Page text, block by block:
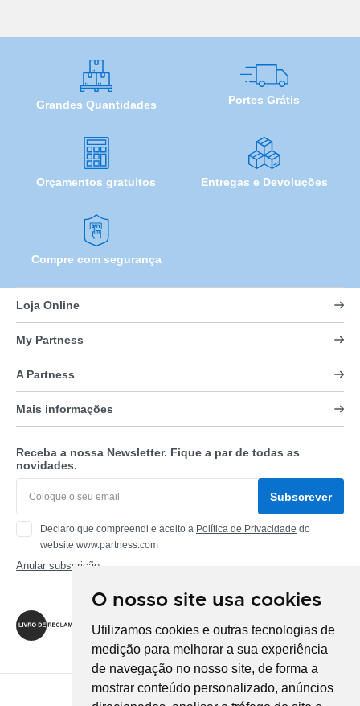
O nosso site usa cookies
Utilizamos cookies e outras tecnologias de
medição para melhorar a sua experiência
de navegação no nosso site, de forma a
mostrar conteúdo personalizado, anúncios
Grandes Quantidades Portes Grátis
Orçamentos gratuitos Entregas e Devoluções
Compre com segurança
Loja Online
My Partness
A Partness
Mais informações
Receba a nossa Newsletter. Fique a par de todas as
novidades.
Subscrever
Declaro que compreendi e aceito a Política de Privacidade do
website www.partness.com
Anular subscrição
Siga-nos
Método de Pagamento